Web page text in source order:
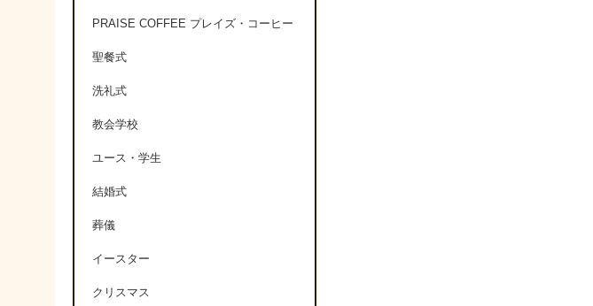
PRAISE COFFEE プレイズ・コーヒー
聖餐式
洗礼式
教会学校
ユース・学生
結婚式
葬儀
イースター
クリスマス